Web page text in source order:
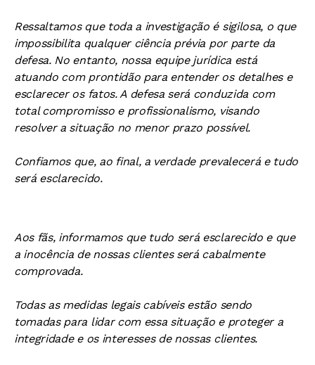
Ressaltamos que toda a investigação é sigilosa, o que
impossibilita qualquer ciência prévia por parte da
defesa. No entanto, nossa equipe jurídica está
atuando com prontidão para entender os detalhes e
esclarecer os fatos. A defesa será conduzida com
total compromisso e profissionalismo, visando
resolver a situação no menor prazo possível.
Confiamos que, ao final, a verdade prevalecerá e tudo
será esclarecido.
Aos fãs, informamos que tudo será esclarecido e que
a inocência de nossas clientes será cabalmente
comprovada.
Todas as medidas legais cabíveis estão sendo
tomadas para lidar com essa situação e proteger a
integridade e os interesses de nossas clientes.